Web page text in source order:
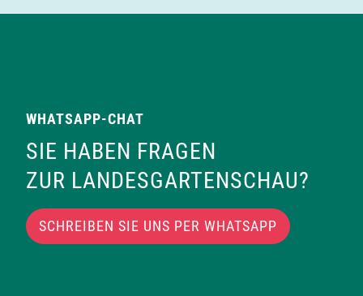
WHATSAPP-CHAT
SIE HABEN FRAGEN
ZUR LANDESGARTENSCHAU?
SCHREIBEN SIE UNS PER WHATSAPP